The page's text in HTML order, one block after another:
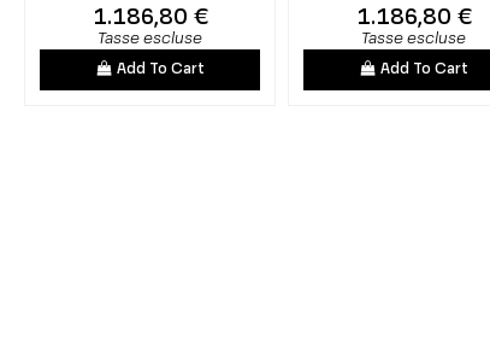
1.186,80 €
Tasse escluse
Add To Cart
1.186,80 €
Tasse escluse
Add To Cart